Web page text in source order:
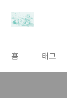
홈 태그